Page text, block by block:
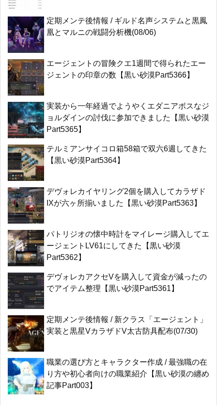
定期メンテ後情報 / ギルド名声システムと黒鳳
凰とマルニの戦闘分析機(08/06)
エージェントの冒険クエ1週間で得られたエー
ジェントの印章の数【黒い砂漠Part5366】
実装から一年経過でようやくエダニアボスなジ
ョルダインの討伐に参加できました【黒い砂漠
Part5365】
テルミアンサイコロ箱58箱で双六6週してきた
【黒い砂漠Part5364】
デヴォレカイヤリング2個を購入してカラザド
IXが六ヶ所揃いました【黒い砂漠Part5363】
パトリジオの懐中時計をマイレージ購入してエ
ージェントLV61にしてきた【黒い砂漠
Part5362】
デヴォレカアクセVを購入して資金が減ったの
でアイテム整理【黒い砂漠Part5361】
定期メンテ後情報 / 新クラス「エージェント」
実装と黒星VカラザドV太古防具配布(07/30)
職業の選び方とキャラクター作成 / 最強職の在
り方や初心者向けの職業紹介【黒い砂漠の纏め
記事Part003】